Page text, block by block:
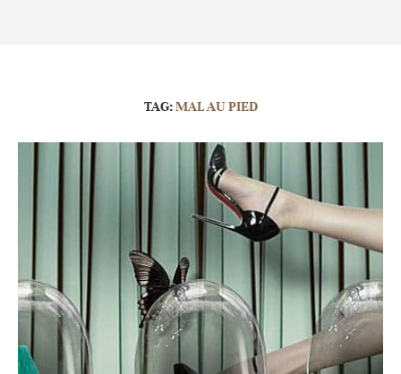
TAG:MAL AU PIED